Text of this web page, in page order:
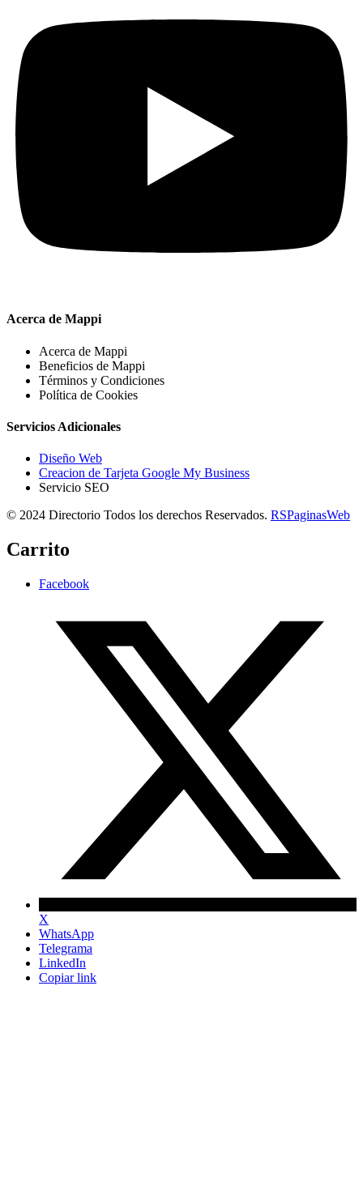
Acerca de Mappi
Acerca de Mappi
Beneficios de Mappi
Términos y Condiciones
Política de Cookies
Servicios Adicionales
Diseño Web
Creacion de Tarjeta Google My Business
Servicio SEO
© 2024 Directorio Todos los derechos Reservados. RSPaginasWeb
Carrito
Facebook
X
WhatsApp
Telegrama
LinkedIn
Copiar link